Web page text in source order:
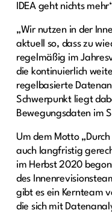
IDEA geht nichts
„Wir nutzen in der
aktuell so, dass zu
regelmäßig im
die kontinuierlich
regelbasierte
Schwerpunkt liegt
Bewegungsdaten im
Um dem Motto
auch langfristig
im Herbst 2020
des
gibt es ein Kernteam
die sich mit